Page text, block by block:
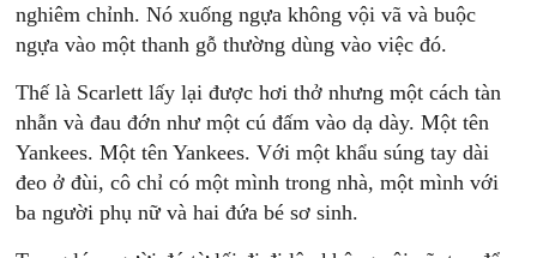
nghiêm chỉnh. Nó xuống ngựa không vội vã và buộc
ngựa vào một thanh gỗ thường dùng vào việc đó.
Thế là Scarlett lấy lại được hơi thở nhưng một cách tàn
nhẫn và đau đớn như một cú đấm vào dạ dày. Một tên
Yankees. Một tên Yankees. Với một khẩu súng tay dài
đeo ở đùi, cô chỉ có một mình trong nhà, một mình với
ba người phụ nữ và hai đứa bé sơ sinh.